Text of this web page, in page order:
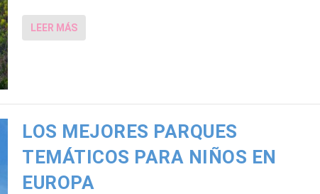
LEER MÁS
LOS MEJORES PARQUES
TEMÁTICOS PARA NIÑOS EN
EUROPA